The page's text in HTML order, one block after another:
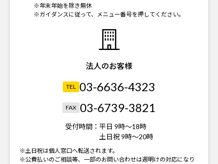
※年末年始を除き無休
※ガイダンスに従って、メニュー番号を押してください。
法人のお客様
TEL 03-6636-4323
FAX 03-6739-3821
受付時間： 平日 9時～18時
土日祝 9時～20時
※土日祝は個人窓口へ転送されます。
※公費払いのご相談等、一部のお問い合わせは週明けの対応になり